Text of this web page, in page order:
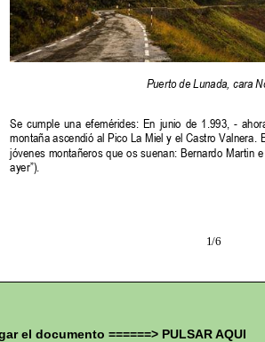
el documento ======> PULSAR AQUI